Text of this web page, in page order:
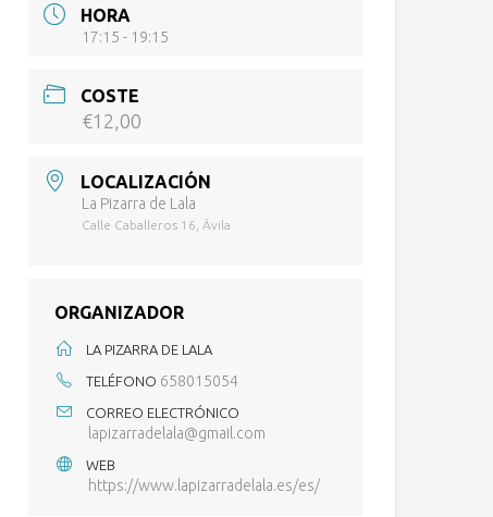
HORA
17:15 - 19:15
COSTE
€12,00
LOCALIZACIÓN
La Pizarra de Lala
Calle Caballeros 16, Ávila
ORGANIZADOR
LA PIZARRA DE LALA
TELÉFONO 658015054
CORREO ELECTRÓNICO
lapizarradelala@gmail.com
WEB
https://www.lapizarradelala.es/es/